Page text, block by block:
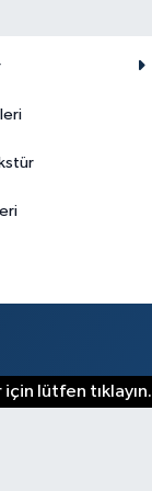
lütfen tıklayın.